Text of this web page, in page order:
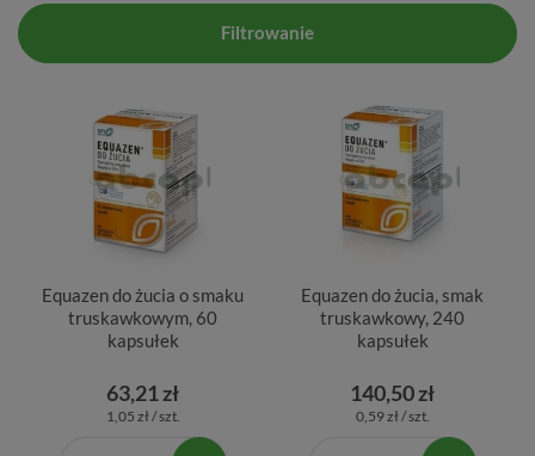
Filtrowanie
Equazen do żucia o smaku
truskawkowym, 60
kapsułek
63,21 zł
1,05 zł / szt.
Equazen do żucia, smak
truskawkowy, 240
kapsułek
140,50 zł
0,59 zł / szt.